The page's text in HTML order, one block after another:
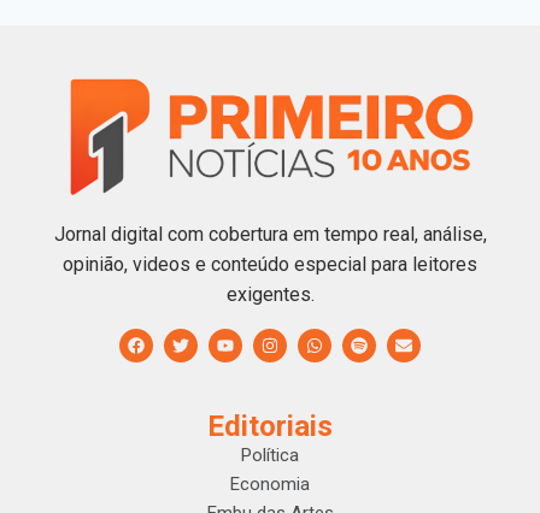
Jornal digital com cobertura em tempo real, análise,
opinião, videos e conteúdo especial para leitores
exigentes.
Editoriais
Política
Economia